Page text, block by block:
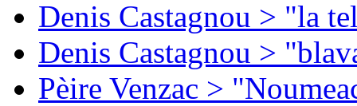
Denis Castagnou > "la
Denis Castagnou >
Pèire Venzac >